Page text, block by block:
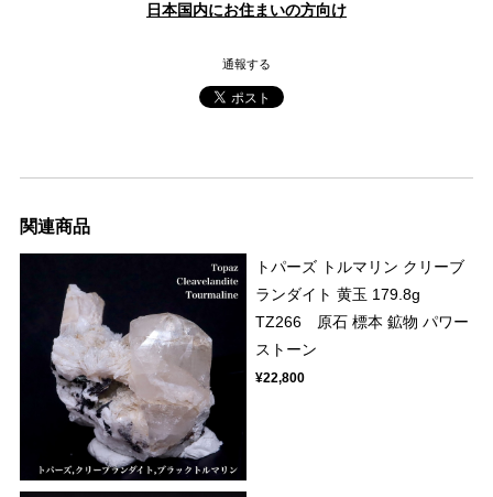
日本国内にお住まいの方向け
通報する
関連商品
トパーズ トルマリン クリーブ
ランダイト 黄玉 179.8g
TZ266 原石 標本 鉱物 パワー
ストーン
¥22,800